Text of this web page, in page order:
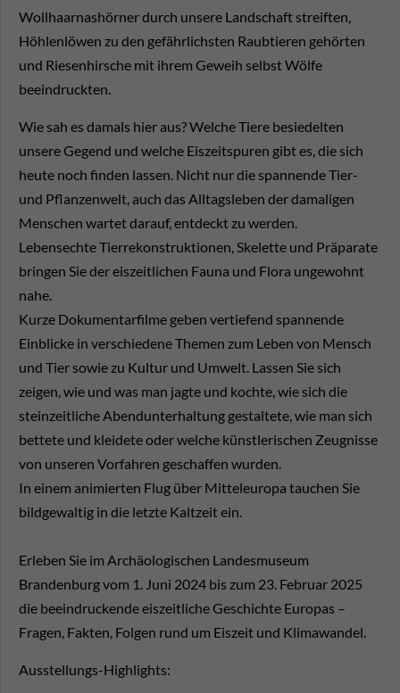
Wollhaarnashörner durch unsere Landschaft streiften,
Höhlenlöwen zu den gefährlichsten Raubtieren gehörten
und Riesenhirsche mit ihrem Geweih selbst Wölfe
beeindruckten.
Wie sah es damals hier aus? Welche Tiere besiedelten
unsere Gegend und welche Eiszeitspuren gibt es, die sich
heute noch finden lassen. Nicht nur die spannende Tier-
und Pflanzenwelt, auch das Alltagsleben der damaligen
Menschen wartet darauf, entdeckt zu werden.
Lebensechte Tierrekonstruktionen, Skelette und Präparate
bringen Sie der eiszeitlichen Fauna und Flora ungewohnt
nahe.
Kurze Dokumentarfilme geben vertiefend spannende
Einblicke in verschiedene Themen zum Leben von Mensch
und Tier sowie zu Kultur und Umwelt. Lassen Sie sich
zeigen, wie und was man jagte und kochte, wie sich die
steinzeitliche Abendunterhaltung gestaltete, wie man sich
bettete und kleidete oder welche künstlerischen Zeugnisse
von unseren Vorfahren geschaffen wurden.
In einem animierten Flug über Mitteleuropa tauchen Sie
bildgewaltig in die letzte Kaltzeit ein.
Erleben Sie im Archäologischen Landesmuseum
Brandenburg vom 1. Juni 2024 bis zum 23. Februar 2025
die beeindruckende eiszeitliche Geschichte Europas –
Fragen, Fakten, Folgen rund um Eiszeit und Klimawandel.
Ausstellungs-Highlights: